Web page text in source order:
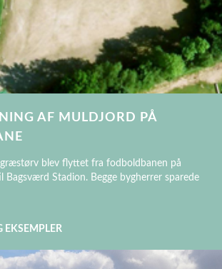
AF MULDJORD PÅ
blev flyttet fra fodboldbanen på
Stadion. Begge bygherrer sparede
EKSEMPLER